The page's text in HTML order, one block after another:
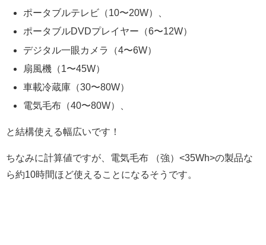
ポータブルテレビ（10〜20W）、
ポータブルDVDプレイヤー（6〜12W）
デジタル一眼カメラ（4〜6W）
扇風機（1〜45W）
車載冷蔵庫（30〜80W）
電気毛布（40〜80W）、
と結構使える幅広いです！
ちなみに計算値ですが、電気毛布 （強）<35Wh>の製品な
ら約10時間ほど使えることになるそうです。